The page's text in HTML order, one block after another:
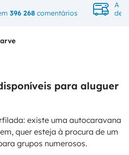
396 268 comentários
A
de
para aluguer
existe uma autocaravana
quer esteja à procura de um
grupos numerosos.